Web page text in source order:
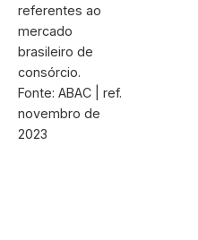
referentes ao
mercado
brasileiro de
consórcio.
Fonte: ABAC | ref.
novembro de
2023